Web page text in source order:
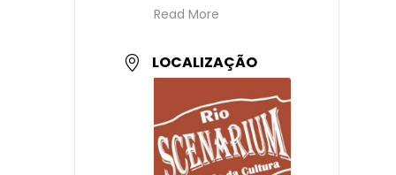
Read More
LOCALIZAÇÃO